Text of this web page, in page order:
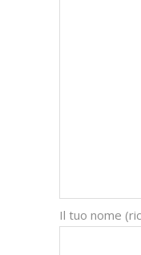
Il tuo nome